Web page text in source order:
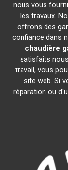
nous vous
les travaux.
offrons des
confiance dans
chaudière
satisfaits
travail, vous
site web. Si
réparation ou